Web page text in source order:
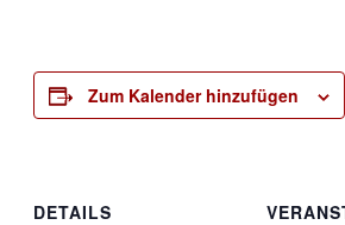
Zum Kalender hinzufügen
DETAILS